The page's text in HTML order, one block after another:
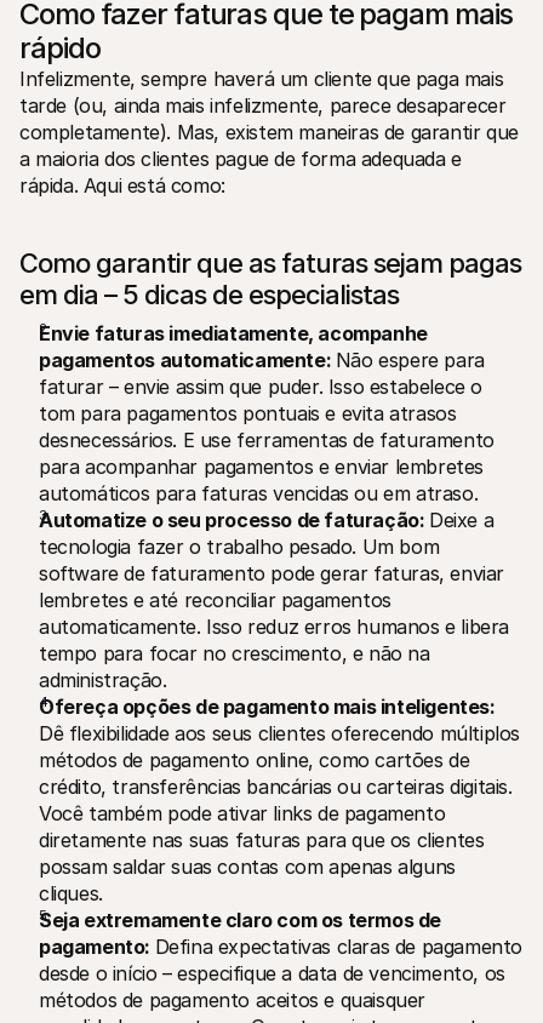
Como fazer faturas que te pagam mais
rápido
Infelizmente, sempre haverá um cliente que paga mais
tarde (ou, ainda mais infelizmente, parece desaparecer
completamente). Mas, existem maneiras de garantir que
a maioria dos clientes pague de forma adequada e
rápida. Aqui está como:
Como garantir que as faturas sejam pagas
em dia – 5 dicas de especialistas
Envie faturas imediatamente, acompanhe
pagamentos automaticamente: Não espere para
faturar – envie assim que puder. Isso estabelece o
tom para pagamentos pontuais e evita atrasos
desnecessários. E use ferramentas de faturamento
para acompanhar pagamentos e enviar lembretes
automáticos para faturas vencidas ou em atraso.
Automatize o seu processo de faturação: Deixe a
tecnologia fazer o trabalho pesado. Um bom
software de faturamento pode gerar faturas, enviar
lembretes e até reconciliar pagamentos
automaticamente. Isso reduz erros humanos e libera
tempo para focar no crescimento, e não na
administração.
Dê flexibilidade aos seus clientes oferecendo múltiplos
métodos de pagamento online, como cartões de
crédito, transferências bancárias ou carteiras digitais.
Você também pode ativar links de pagamento
diretamente nas suas faturas para que os clientes
possam saldar suas contas com apenas alguns
cliques.
Seja extremamente claro com os termos de
pagamento: Defina expectativas claras de pagamento
desde o início – especifique a data de vencimento, os
métodos de pagamento aceitos e quaisquer